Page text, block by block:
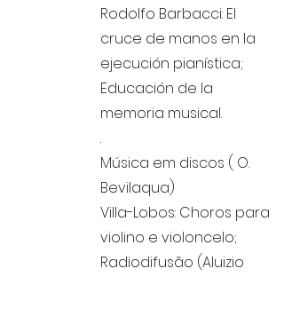
Rodolfo Barbacci: El
cruce de manos en la
ejecución pianística;
Educación de la
memoria musical.
.
Música em discos ( O.
Bevilaqua)
Villa-Lobos: Choros para
violino e violoncelo;
Radiodifusão (Aluizio